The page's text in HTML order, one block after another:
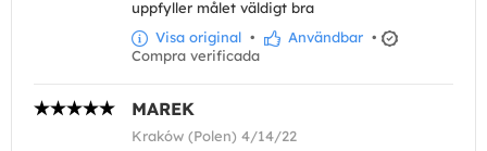
uppfyller målet väldigt bra
Visa original • Användbar •
Compra verificada
MAREK
Kraków (Polen) 4/14/22